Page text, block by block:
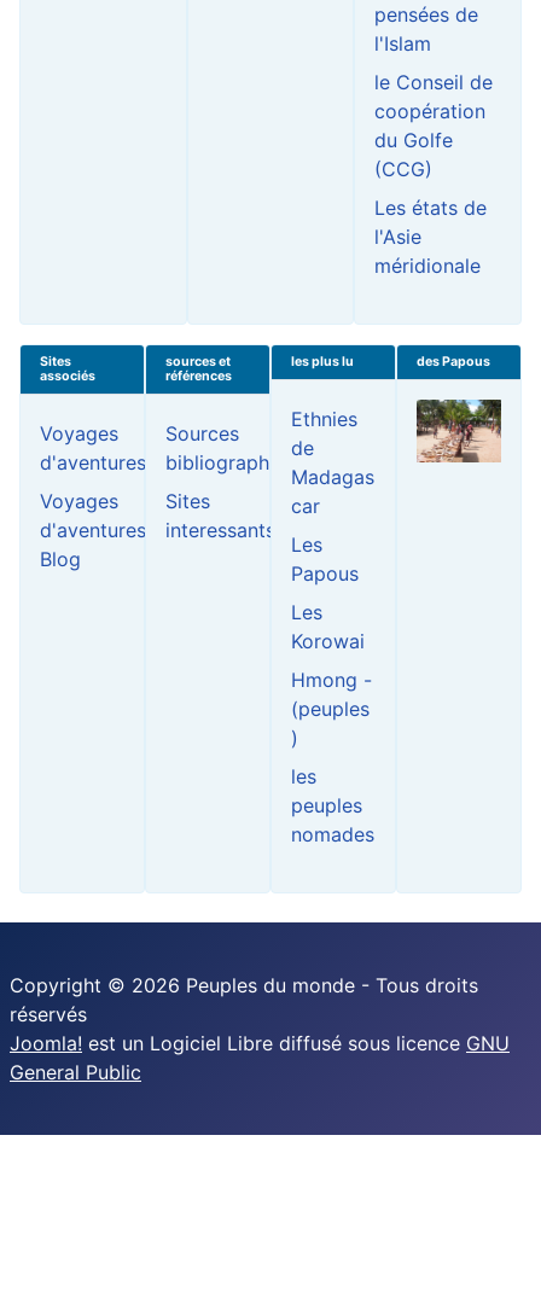
pensées de
l'Islam
le Conseil de
coopération
du Golfe
(CCG)
Les états de
l'Asie
méridionale
Sites
associés
Voyages
d'aventures
Voyages
d'aventures...le
Blog
sources et
références
Sources
bibliographiques
Sites
interessants
les plus lu
Ethnies
de
Madagas
car
Les
Papous
Les
Korowai
Hmong -
(peuples
)
les
peuples
nomades
des Papous
Copyright © 2026 Peuples du monde - Tous droits
réservés
Joomla! est un Logiciel Libre diffusé sous licence GNU
General Public